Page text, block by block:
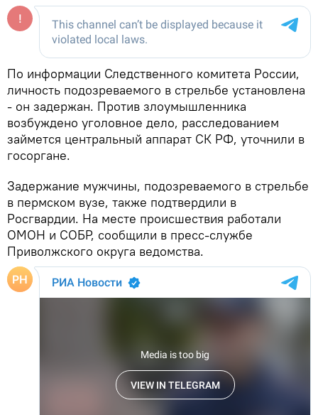
По информации Следственного комитета России,
личность подозреваемого в стрельбе установлена
- он задержан. Против злоумышленника
возбуждено уголовное дело, расследованием
займется центральный аппарат СК РФ, уточнили в
госоргане.
Задержание мужчины, подозреваемого в стрельбе
в пермском вузе, также подтвердили в
Росгвардии. На месте происшествия работали
ОМОН и СОБР, сообщили в пресс-службе
Приволжского округа ведомства.